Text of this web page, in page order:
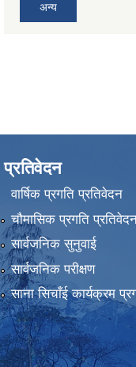
अन्य
प्रतिवेदन
वार्षिक प्रगति प्रतिवेदन
चौमासिक प्रगति
सार्वजनिक सुनुवाई
सार्वजनिक परीक्षण
साना सिचाँई कार्यक्रम